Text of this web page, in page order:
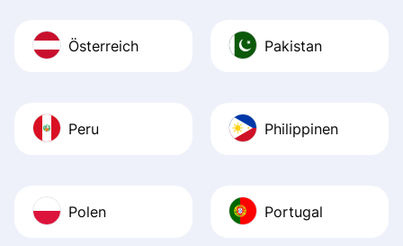
Österreich Pakistan
Peru Philippinen
Polen Portugal